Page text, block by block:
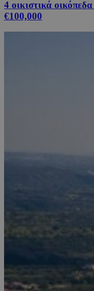
4 οικιστικά
€100,000